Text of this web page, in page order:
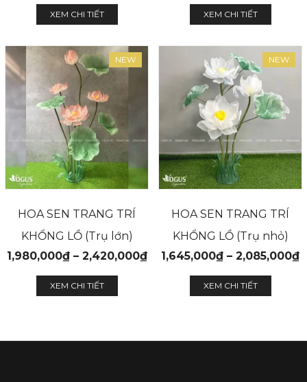
XEM CHI TIẾT XEM CHI TIẾT
NEW
HOA SEN TRANG TRÍ
KHỔNG LỒ (Trụ lớn)
1,980,000₫– 2,420,000₫
XEM CHI TIẾT
NEW
HOA SEN TRANG TRÍ
KHỔNG LỒ (Trụ nhỏ)
1,645,000₫ – 2,085,000₫
XEM CHI TIẾT